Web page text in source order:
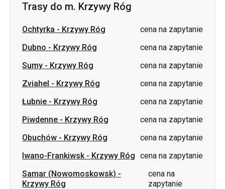
Trasy do m. Krzywy Róg
Ochtyrka - Krzywy Róg
cena na zapytanie
Dubno - Krzywy Róg
cena na zapytanie
Sumy - Krzywy Róg
cena na zapytanie
Zviahel - Krzywy Róg
cena na zapytanie
Łubnie - Krzywy Róg
cena na zapytanie
Piwdenne - Krzywy Róg
cena na zapytanie
Obuchów - Krzywy Róg
cena na zapytanie
Iwano-Frankiwsk- Krzywy Róg cena na zapytanie
Samar (Nowomoskowsk) -
Krzywy Róg
cena na
zapytanie